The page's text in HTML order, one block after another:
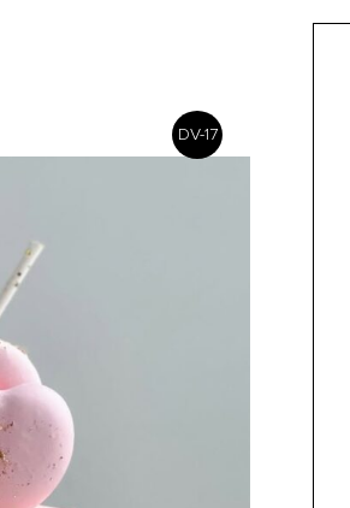
DV-17